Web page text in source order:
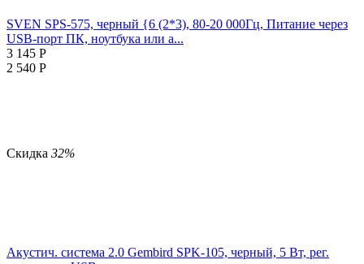
SVEN SPS-575, черный {6 (2*3), 80-20 000Гц, Питание через
USB-порт ПК, ноутбука или а...
3 145 Р
2 540 Р
Скидка 32%
Акустич. система 2.0 Gembird SPK-105, черный, 5 Вт, рег.